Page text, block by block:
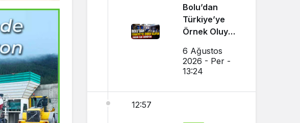
Bolu’dan
Türkiye’ye
Örnek Oluyor,
Görüyor
6 Ağustos
2026 - Per -
13:24
12:57